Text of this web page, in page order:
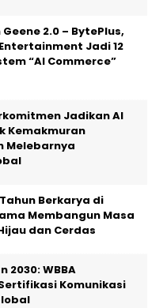
2.0 – BytePlus,
Jadi 12
“AI Commerce”
Jadikan AI
Kemakmuran
Melebarnya
Berkarya di
Membangun Masa
dan Cerdas
2030: WBBA
Komunikasi